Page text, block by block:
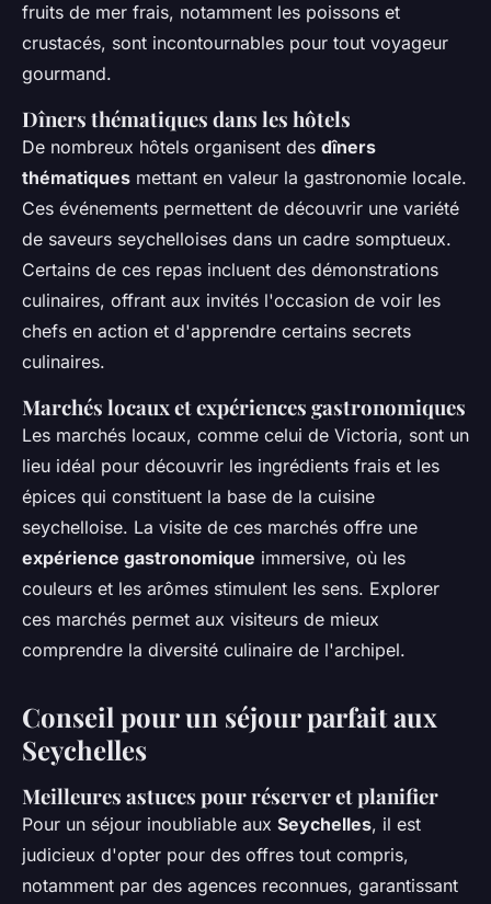
fruits de mer frais, notamment les poissons et
crustacés, sont incontournables pour tout voyageur
gourmand.
Dîners thématiques dans les hôtels
De nombreux hôtels organisent des dîners
thématiques mettant en valeur la gastronomie locale.
Ces événements permettent de découvrir une variété
de saveurs seychelloises dans un cadre somptueux.
Certains de ces repas incluent des démonstrations
culinaires, offrant aux invités l'occasion de voir les
chefs en action et d'apprendre certains secrets
culinaires.
Marchés locaux et expériences gastronomiques
Les marchés locaux, comme celui de Victoria, sont un
lieu idéal pour découvrir les ingrédients frais et les
épices qui constituent la base de la cuisine
seychelloise. La visite de ces marchés offre une
expérience gastronomique immersive, où les
couleurs et les arômes stimulent les sens. Explorer
ces marchés permet aux visiteurs de mieux
comprendre la diversité culinaire de l'archipel.
Conseil pour un séjour parfait aux
Seychelles
Meilleures astuces pour réserver et planifier
Pour un séjour inoubliable aux Seychelles, il est
judicieux d'opter pour des offres tout compris,
notamment par des agences reconnues, garantissant